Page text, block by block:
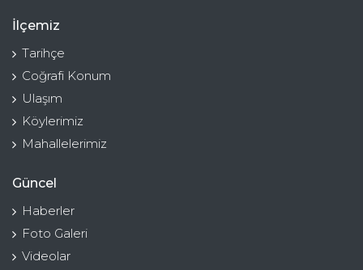
İlçemiz
Tarihçe
Coğrafi Konum
Ulaşım
Köylerimiz
Mahallelerimiz
Güncel
Haberler
Foto Galeri
Videolar